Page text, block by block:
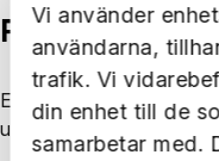
Vi använder
användarna,
trafik. Vi
din enhet till de
samarbetar med.
Följ oss på
Ernst Rosén utvecklas
uppdaterad på LinkedIn.